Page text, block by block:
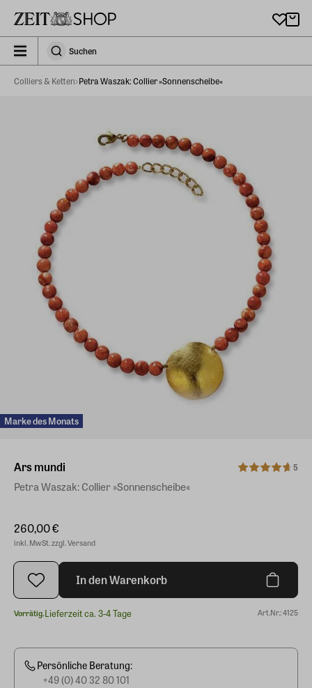
zeit_storefront.components.search.collapsed
SuchenSuchen
Colliers & Ketten Petra Waszak: Collier »Sonnenscheibe«
Marke des Monats
Ars mundi 5
Petra Waszak: Collier »Sonnenscheibe«
260,00 €
inkl. MwSt. zzgl. Versand
In den Warenkorb
Vorrätig.Lieferzeit ca. 3-4 Tage Art.Nr.: 4125
Persönliche Beratung:
+49 (0) 40 32 80 101